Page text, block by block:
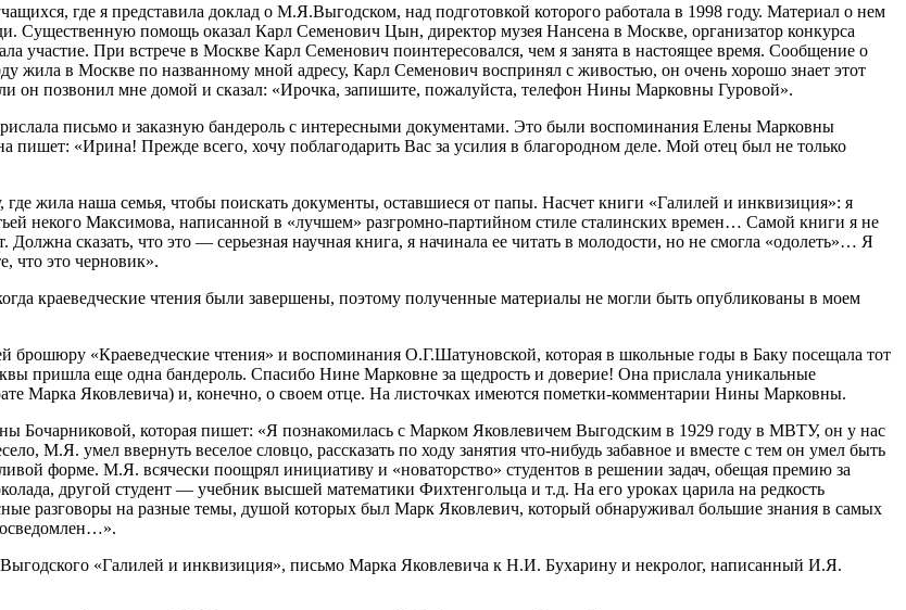
где я представила доклад о М.Я.Выгодском, над подготовкой которого работала в 1998 году. Материал о нем
Существенную помощь оказал Карл Семенович Цын, директор музея Нансена в Москве, организатор конкурса
участие. При встрече в Москве Карл Семенович поинтересовался, чем я занята в настоящее время. Сообщение о
жила в Москве по названному мной адресу, Карл Семенович воспринял с живостью, он очень хорошо знает этот
он позвонил мне домой и сказал: «Ирочка, запишите, пожалуйста, телефон Нины Марковны Гуровой».
письмо и заказную бандероль с интересными документами. Это были воспоминания Елены Марковны
«Ирина! Прежде всего, хочу поблагодарить Вас за усилия в благородном деле. Мой отец был не только
жила наша семья, чтобы поискать документы, оставшиеся от папы. Насчет книги «Галилей и инквизиция»: я
некого Максимова, написанной в «лучшем» разгромно-партийном стиле сталинских времен… Самой книги я не
сказать, что это — серьезная научная книга, я начинала ее читать в молодости, но не смогла «одолеть»… Я
что это черновик».
краеведческие чтения были завершены, поэтому полученные материалы не могли быть опубликованы в моем
брошюру «Краеведческие чтения» и воспоминания О.Г.Шатуновской, которая в школьные годы в Баку посещала тот
пришла еще одна бандероль. Спасибо Нине Марковне за щедрость и доверие! Она прислала уникальные
Марка Яковлевича) и, конечно, о своем отце. На листочках имеются пометки-комментарии Нины Марковны.
которая пишет: «Я познакомилась с Марком Яковлевичем Выгодским в 1929 году в МВТУ, он у нас
М.Я. умел ввернуть веселое словцо, рассказать по ходу занятия что-нибудь забавное и вместе с тем он умел быть
форме. М.Я. всячески поощрял инициативу и «новаторство» студентов в решении задач, обещая премию за
другой студент — учебник высшей математики Фихтенгольца и т.д. На его уроках царила на редкость
разговоры на разные темы, душой которых был Марк Яковлевич, который обнаруживал большие знания в самых
«Галилей и инквизиция», письмо Марка Яковлевича к Н.И. Бухарину и некролог, написанный И.Я.